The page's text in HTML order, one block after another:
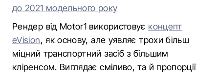
до 2021 модельного року
Рендер від Motor1 використовує концепт
eVision, як основу, але уявляє трохи більш
міцний транспортний засіб з більшим
кліренсом. Виглядає сміливо, та й пропорції